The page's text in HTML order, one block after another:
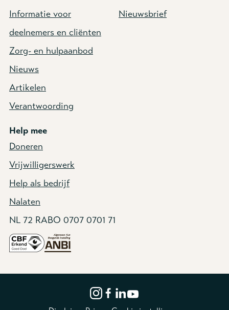
Informatie voor
deelnemers en cliënten
Zorg- en hulpaanbod
Nieuws
Artikelen
Verantwoording
Nieuwsbrief
Help mee
Doneren
Vrijwilligerswerk
Help als bedrijf
Nalaten
NL 72 RABO 0707 0701 71